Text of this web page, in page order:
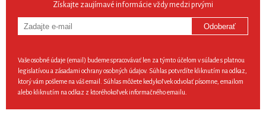
Získajte zaujímavé informácie vždy medzi prvými
Odoberať
Vaše osobné údaje (email) budeme spracovávať len za týmto účelom v súlade s platnou
legislatívou a zásadami ochrany osobných údajov. Súhlas potvrdíte kliknutím na odkaz,
ktorý vám pošleme na váš email. Súhlas môžete kedykoľvek odvolať písomne, emailom
alebo kliknutím na odkaz z ktoréhokoľvek informačného emailu.